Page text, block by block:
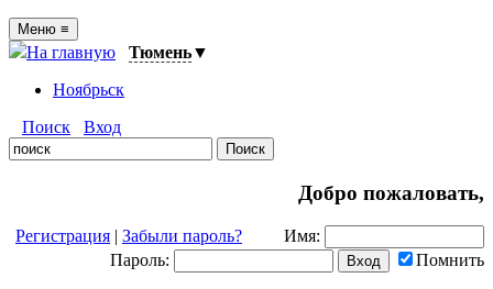
Меню ≡
На главную Тюмень▼
Ноябрьск
Поиск
Вход
Добро пожаловать,
Регистрация | Забыли пароль?
Имя:
Пароль:
Помнить